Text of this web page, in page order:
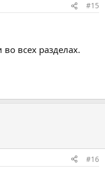
#15
всех разделах.
#16